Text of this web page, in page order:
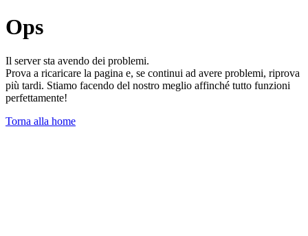
Ops
Il server sta avendo dei problemi.
Prova a ricaricare la pagina e, se continui ad avere problemi, riprova
più tardi. Stiamo facendo del nostro meglio affinché tutto funzioni
perfettamente!
Torna alla home